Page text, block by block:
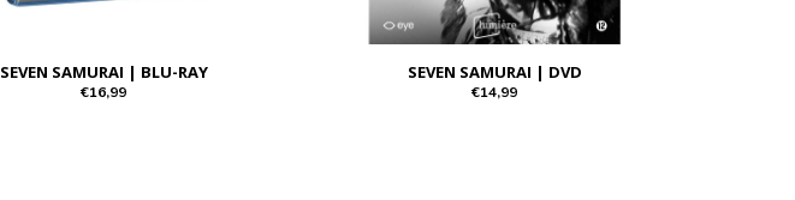
SEVEN SAMURAI | BLU-RAY
€16,99
SEVEN SAMURAI | DVD
€14,99